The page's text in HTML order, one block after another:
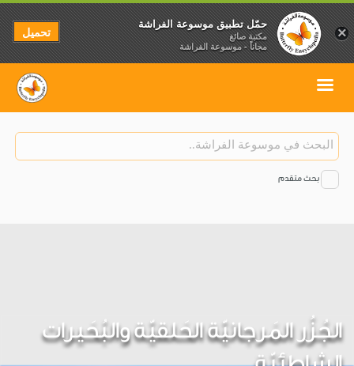
بحث متقدم
الجُزُر المَرجانيّة الحَلقيّة والبُحَيرات
×
حمّل تطبيق موسوعة الفراشة
مكتبة صائغ
مجاناً - موسوعة الفراشة
تحميل